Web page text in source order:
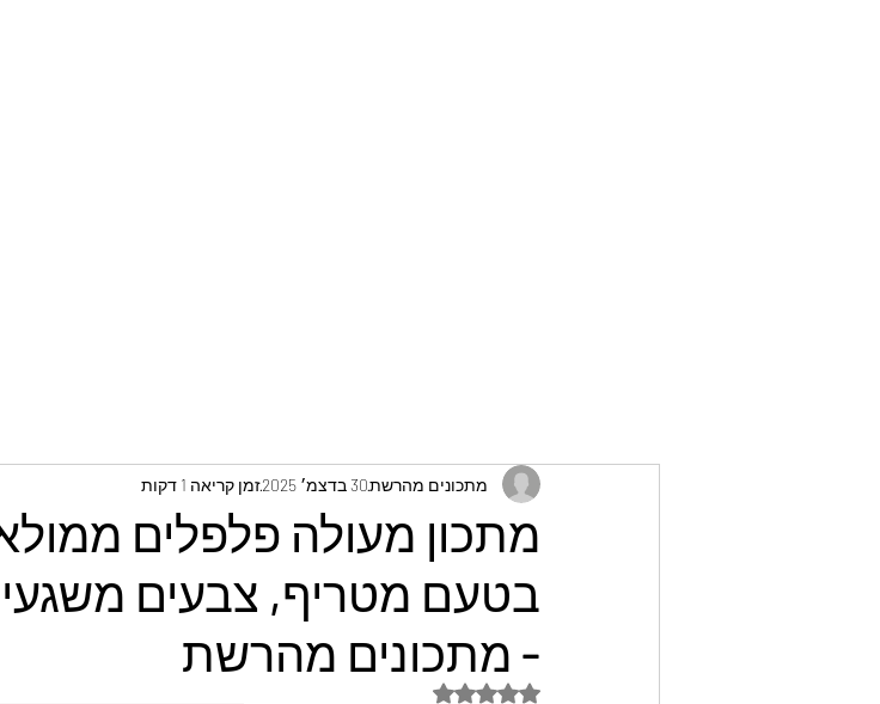
מתכון מעולה פלפלים
בטעם מטריף, צבעים
- מתכונים מהרשת
מתכונים מהרשת30 בדצמ׳ 2025 זמן קריאה 1 דקות
דירוג של NaN מתוך 5 כוכבים